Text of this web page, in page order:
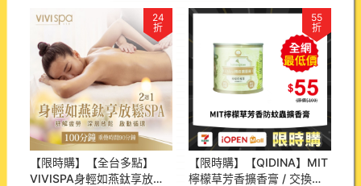
24
折
【限時購】【全台多點】
VIVISPA身輕如燕鈦享放鬆
55
折
【限時購】【QIDINA】MIT
檸檬草芳香擴香膏 / 交換禮